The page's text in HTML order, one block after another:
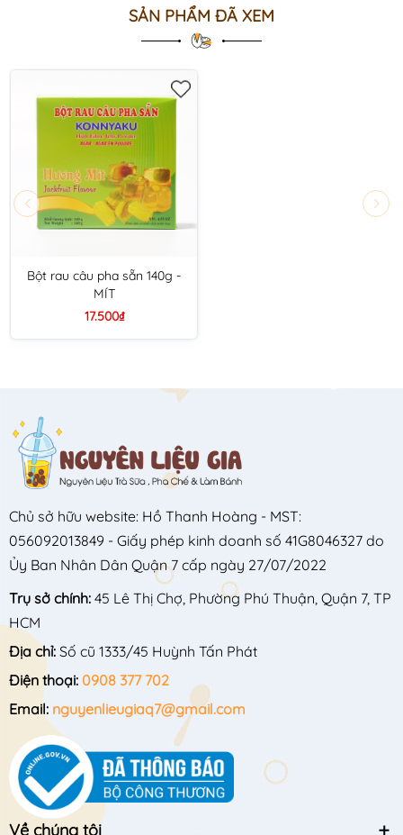
SẢN PHẨM ĐÃ XEM
Bột rau câu pha sẵn 140g -
MÍT
17.500₫
Chủ sở hữu website: Hồ Thanh Hoàng - MST:
056092013849 - Giấy phép kinh doanh số 41G8046327 do
Ủy Ban Nhân Dân Quận 7 cấp ngày 27/07/2022
Trụ sở chính: 45 Lê Thị Chợ, Phường Phú Thuận, Quận 7, TP
HCM
Địa chỉ: Số cũ 1333/45 Huỳnh Tấn Phát
Điện thoại: 0908 377 702
Email: nguyenlieugiaq7@gmail.com
Về chúng tôi